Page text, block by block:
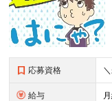
応募資格
給与